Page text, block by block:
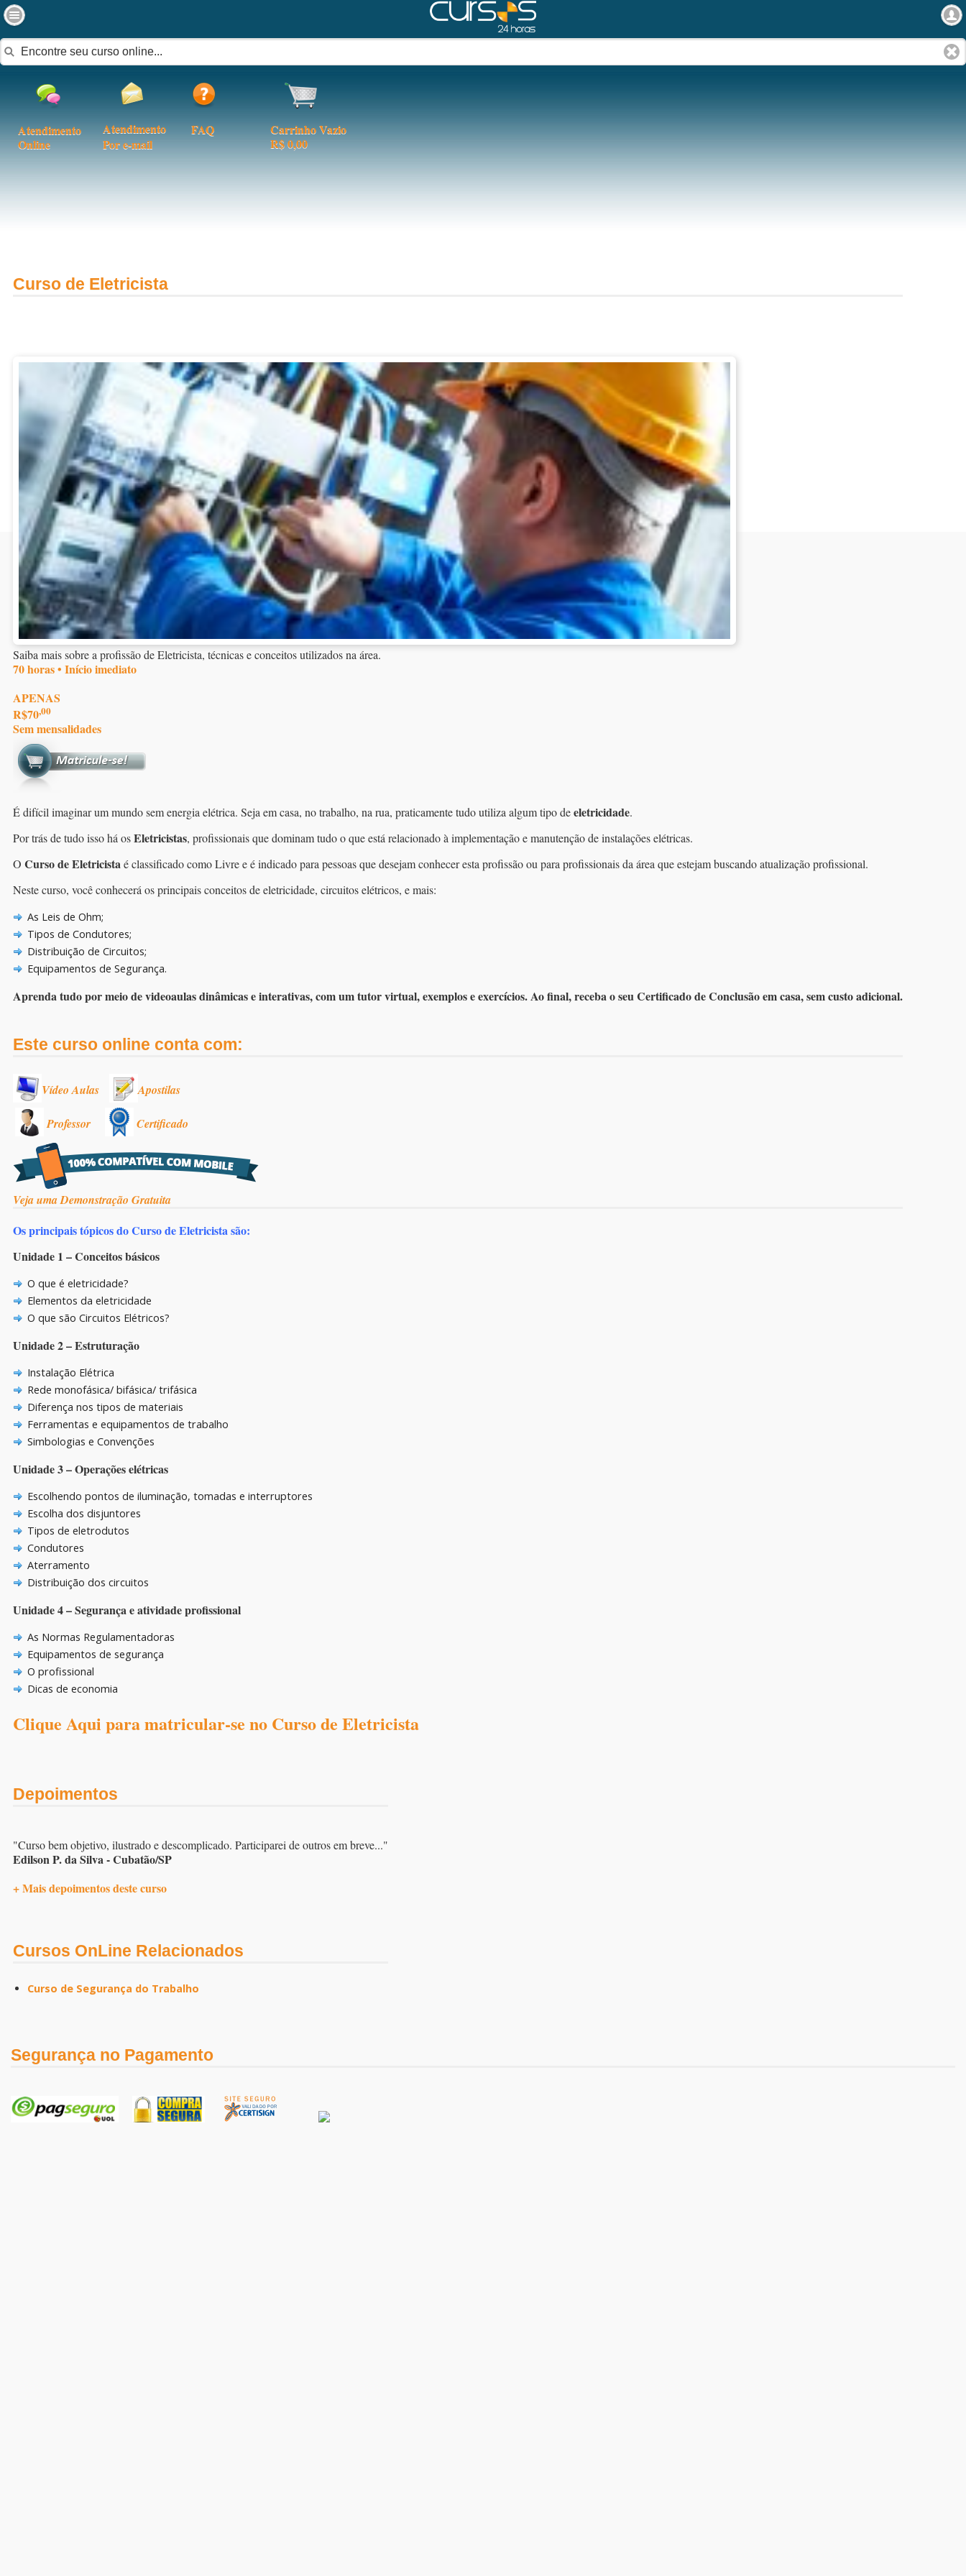
Atendimento
Online
Atendimento
Por e-mail
FAQ
Carrinho Vazio
R$ 0,00
Curso de Eletricista
Saiba mais sobre a profissão de Eletricista, técnicas e conceitos utilizados na área.
70 horas • Início imediato
APENAS
R$70,00
Sem mensalidades
É difícil imaginar um mundo sem energia elétrica. Seja em casa, no trabalho, na rua, praticamente tudo utiliza algum tipo deeletricidade.
Por trás de tudo isso há osEletricistas, profissionais que dominam tudo o que está relacionado à implementação e manutenção de instalações elétricas.
O Curso de Eletricistaé classificado como Livre e é indicado para pessoas que desejam conhecer esta profissão ou para profissionais da área que estejam buscando atualização profissional.
Neste curso, você conhecerá os principais conceitos de eletricidade, circuitos elétricos, e mais:
As Leis de Ohm;
Tipos de Condutores;
Distribuição de Circuitos;
Equipamentos de Segurança.
Aprenda tudo por meio de videoaulas dinâmicas e interativas, com um tutor virtual, exemplos e exercícios. Ao final, receba o seu Certificado de Conclusão em casa, sem custo adicional.
Este curso online conta com:
Vídeo Aulas Apostilas
Professor Certificado
Veja uma Demonstração Gratuita
Os principais tópicos do Curso de Eletricista são:
Unidade 1 – Conceitos básicos
O que é eletricidade?
Elementos da eletricidade
O que são Circuitos Elétricos?
Unidade 2 – Estruturação
Instalação Elétrica
Rede monofásica/ bifásica/ trifásica
Diferença nos tipos de materiais
Ferramentas e equipamentos de trabalho
Simbologias e Convenções
Unidade 3 – Operações elétricas
Escolhendo pontos de iluminação, tomadas e interruptores
Escolha dos disjuntores
Tipos de eletrodutos
Condutores
Aterramento
Distribuição dos circuitos
Unidade 4 – Segurança e atividade profissional
As Normas Regulamentadoras
Equipamentos de segurança
O profissional
Dicas de economia
Clique Aqui para matricular-se no Curso de Eletricista
Depoimentos
"Curso bem objetivo, ilustrado e descomplicado. Participarei de outros em breve..."
Edilson P. da Silva - Cubatão/SP
+ Mais depoimentos deste curso
Cursos OnLine Relacionados
Curso de Segurança do Trabalho
Segurança no Pagamento